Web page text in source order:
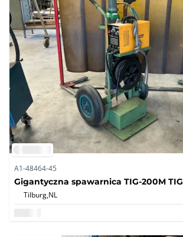
A1-48464-45
Gigantyczna spawarnica TIG-200M TIG
Tilburg,NL